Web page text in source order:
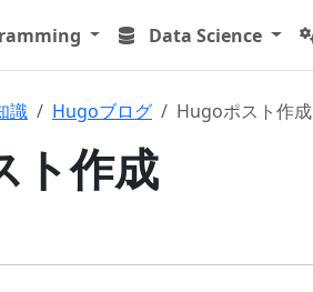
Data Science
識 Hugoブログ Hugoポスト作成
ト作成